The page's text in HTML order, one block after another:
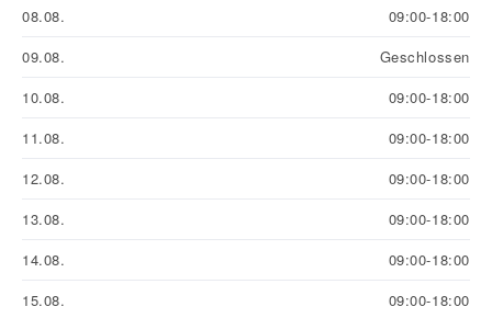
08.08.
09:00-18:00
09.08.
Geschlossen
10.08.
09:00-18:00
11.08.
09:00-18:00
12.08.
09:00-18:00
13.08.
09:00-18:00
14.08.
09:00-18:00
15.08.
09:00-18:00